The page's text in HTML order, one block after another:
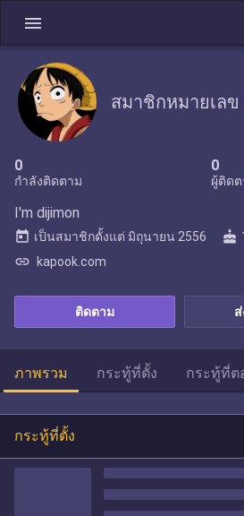
menu
สมาชิกหมายเลข
0
กำลังติดตาม
0
ผู้ติดต
ติดตาม
I'm dijimon
today เป็นสมาชิกตั้งแต่ มิถุนายน 2556 cake
link kapook.com
ภาพรวม กระทู้ที่ตั้ง กระทู้ที่ต
กระทู้ที่ตั้ง